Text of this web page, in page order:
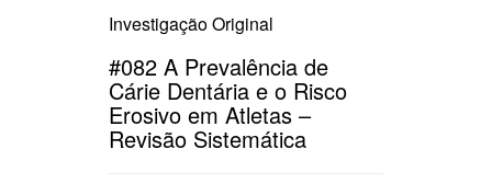
Investigação Original
#082 A Prevalência de
Cárie Dentária e o Risco
Erosivo em Atletas –
Revisão Sistemática